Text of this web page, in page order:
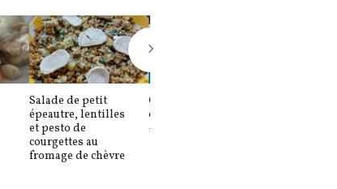
Salade de petit
épeautre, lentilles
et pesto de
courgettes au
fromage de chèvre
Confiture de melon
comme un calisson
– L’été en pot (2)